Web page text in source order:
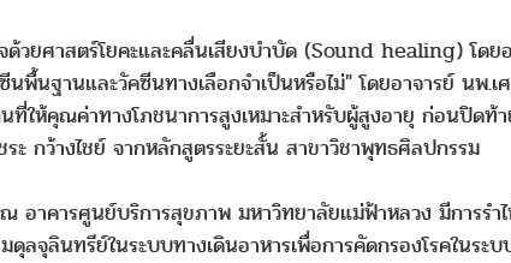
ยศาสตร์โยคะและคลื่นเสียงบำบัด (Sound healing) โดย
นฐานและวัคซีนทางเลือกจำเป็นหรือไม่" โดยอาจารย์ นพ.เ
ที่ให้คุณค่าทางโภชนาการสูงเหมาะสำหรับผู้สูงอายุ ก่อนปิดท้
กว้างไชย์ จากหลักสูตรระยะสั้น สาขาวิชาพุทธศิลปกรรม
าคารศูนย์บริการสุขภาพ มหาวิทยาลัยแม่ฟ้าหลวง มีการรำไ
จุลินทรีย์ในระบบทางเดินอาหารเพื่อการคัดกรองโรคในระบ